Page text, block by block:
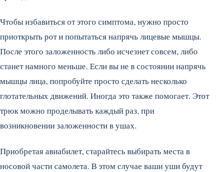
Чтобы избавиться от этого симптома, нужно просто
приоткрыть рот и попытаться напрячь лицевые мышцы.
После этого заложенность либо исчезнет совсем, либо
станет намного меньше. Если вы не в состоянии напрячь
мышцы лица, попробуйте просто сделать несколько
глотательных движений. Иногда это также помогает. Этот
трюк можно проделывать каждый раз, при
возникновении заложенности в ушах.
Приобретая авиабилет, старайтесь выбирать места в
носовой части самолета. В этом случае ваши уши будут